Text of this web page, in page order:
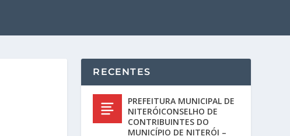
RECENTES
PREFEITURA MUNICIPAL DE
NITERÓICONSELHO DE
CONTRIBUINTES DO
MUNICÍPIO DE NITERÓI –